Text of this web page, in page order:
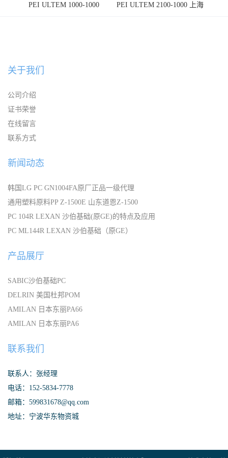
PEI ULTEM 1000-1000
PEI ULTEM 2100-1000 上海
关于我们
公司介绍
证书荣誉
在线留言
联系方式
新闻动态
韩国LG PC GN1004FA原厂正品一级代理
通用塑料原料PP Z-1500E 山东道恩Z-1500
PC 104R LEXAN 沙伯基础(原GE)的特点及应用
PC ML144R LEXAN 沙伯基础（原GE）
产品展厅
SABIC沙伯基础PC
DELRIN 美国杜邦POM
AMILAN 日本东丽PA66
AMILAN 日本东丽PA6
联系我们
联系人：张经理
电话：152-5834-7778
邮箱：599831678@qq.com
地址：宁波华东物资城